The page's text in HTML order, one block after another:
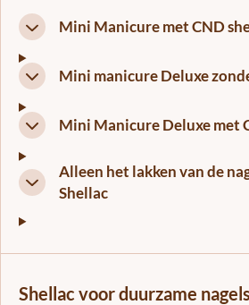
Mini Manicure met CND
Mini manicure Deluxe
Mini Manicure Deluxe met
Alleen het lakken van de
Shellac
Shellac voor duurzame